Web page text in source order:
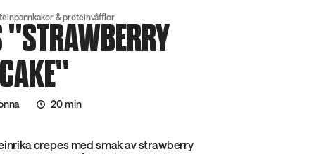
& proteinvåfflor
"STRAWBERRY
20 min
crepes med smak av strawberry